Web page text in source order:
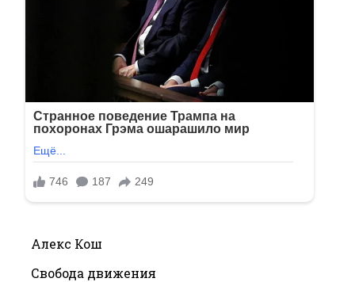
Алекс Кош
Свобода движения